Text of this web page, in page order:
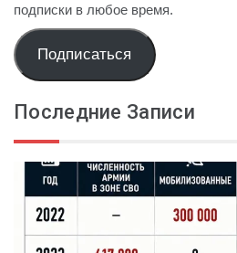
подписки в любое время.
Подписаться
Последние Записи